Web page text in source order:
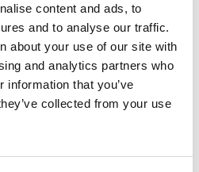
content and ads, to
and to analyse our traffic.
about your use of our site with
and analytics partners who
information that you’ve
collected from your use
økonomisk "buffer", som
sig til. I stedet for en
for omverdenen, kan
økonomisk bistand
så at forpligte sig til de
sætter.